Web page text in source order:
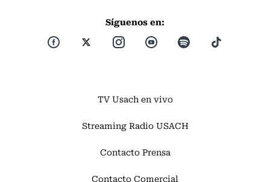
Síguenos en:
TV Usach en vivo
Streaming Radio USACH
Contacto Prensa
Contacto Comercial